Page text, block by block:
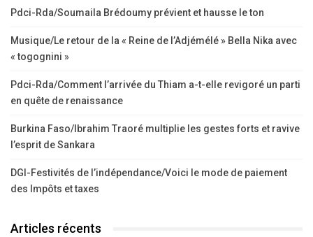
Pdci-Rda/Soumaila Brédoumy prévient et hausse le ton
Musique/Le retour de la « Reine de l’Adjémélé » Bella Nika avec
« togognini »
Pdci-Rda/Comment l’arrivée du Thiam a-t-elle revigoré un parti
en quête de renaissance
Burkina Faso/Ibrahim Traoré multiplie les gestes forts et ravive
l’esprit de Sankara
DGI-Festivités de l’indépendance/Voici le mode de paiement
des Impôts et taxes
Articles récents